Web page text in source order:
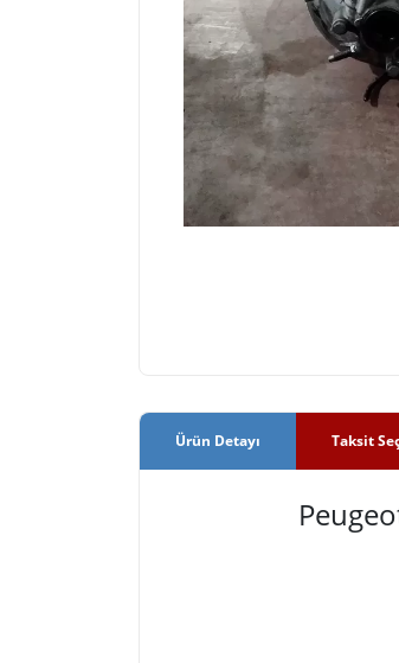
Ürün Detayı Taksit